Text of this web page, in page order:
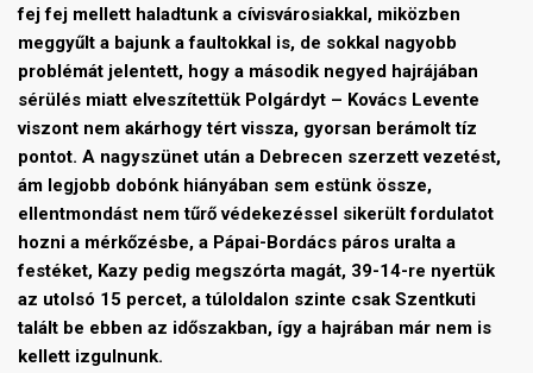
fej fej mellett haladtunk a cívisvárosiakkal, miközben
meggyűlt a bajunk a faultokkal is, de sokkal nagyobb
problémát jelentett, hogy a második negyed hajrájában
sérülés miatt elveszítettük Polgárdyt – Kovács Levente
viszont nem akárhogy tért vissza, gyorsan berámolt tíz
pontot. A nagyszünet után a Debrecen szerzett vezetést,
ám legjobb dobónk hiányában sem estünk össze,
ellentmondást nem tűrő védekezéssel sikerült fordulatot
hozni a mérkőzésbe, a Pápai-Bordács páros uralta a
festéket, Kazy pedig megszórta magát, 39-14-re nyertük
az utolsó 15 percet, a túloldalon szinte csak Szentkuti
talált be ebben az időszakban, így a hajrában már nem is
kellett izgulnunk.